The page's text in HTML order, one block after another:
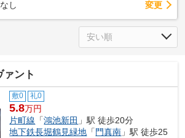
なし 変更
ァント
敷0 礼0
5.8万円
片町線 「鴻池新田 」駅 徒歩20分
地下鉄長堀鶴見緑地 「 門真南 」駅 徒歩25